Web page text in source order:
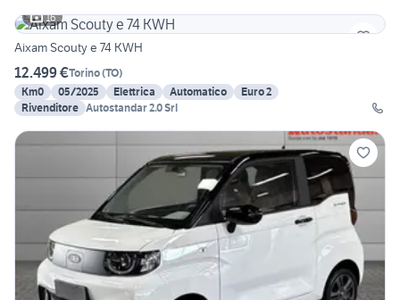
16
Aixam Scouty e 74 KWH
12.499 €Torino(TO)
Km0
05/2025 Elettrica Automatico
Euro 2
Rivenditore Autostandar 2.0 Srl